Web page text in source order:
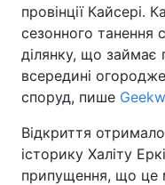
провінції Кайсері.
сезонного танення
ділянку, що
всередині
споруд, пише
Відкриття
історику Халіту
припущення, що це